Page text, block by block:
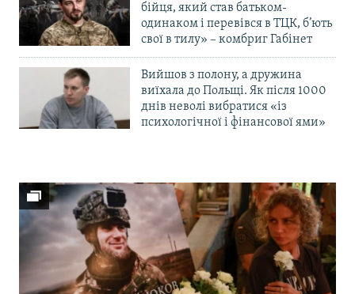
бійця, який став батьком-
одинаком і перевівся в ТЦК, б’ють
свої в тилу» – комбриг Габінет
Вийшов з полону, а дружина
виїхала до Польщі. Як після 1000
днів неволі вибратися «із
психологічної і фінансової ями»